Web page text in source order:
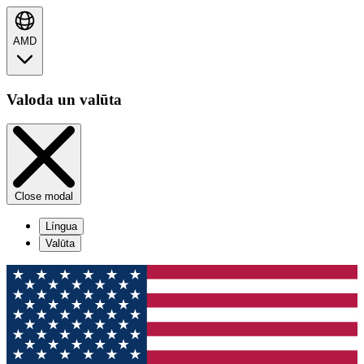
AMD
Valoda un valūta
Close modal
Língua
Valūta